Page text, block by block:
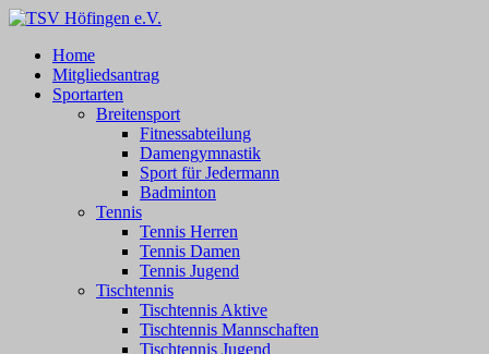
Zum
springen
TSV Höfingen e.V.
TSV Höfingen e.V.
Home
Mitgliedsantrag
Sportarten
Breitensport
Fitnessabteilung
Damengymnastik
Sport für Jedermann
Badminton
Tennis
Tennis Herren
Tennis Damen
Tennis Jugend
Tischtennis
Tischtennis Aktive
Tischtennis Mannschaften
Tischtennis Jugend